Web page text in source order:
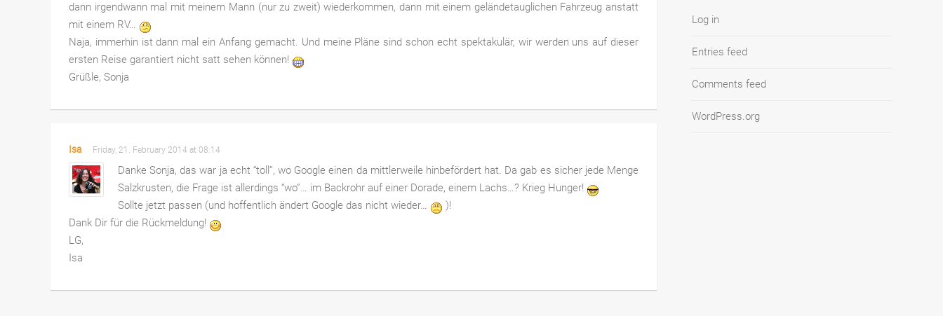
dann irgendwann mal mit meinem Mann (nur zu zweit) wiederkommen, dann mit einem geländetauglichen Fahrzeug anstatt
mit einem RV…
Naja, immerhin ist dann mal ein Anfang gemacht. Und meine Pläne sind schon echt spektakulär, wir werden uns auf dieser
ersten Reise garantiert nicht satt sehen können!
Grüßle, Sonja
Isa Friday, 21. February 2014 at 08:14
Danke Sonja, das war ja echt “toll”, wo Google einen da mittlerweile hinbefördert hat. Da gab es sicher jede Menge
Salzkrusten, die Frage ist allerdings “wo”… im Backrohr auf einer Dorade, einem Lachs…? Krieg Hunger!
Sollte jetzt passen (und hoffentlich ändert Google das nicht wieder…
)!
Dank Dir für die Rückmeldung!
LG,
Isa
Log in
Entries feed
Comments feed
WordPress.org